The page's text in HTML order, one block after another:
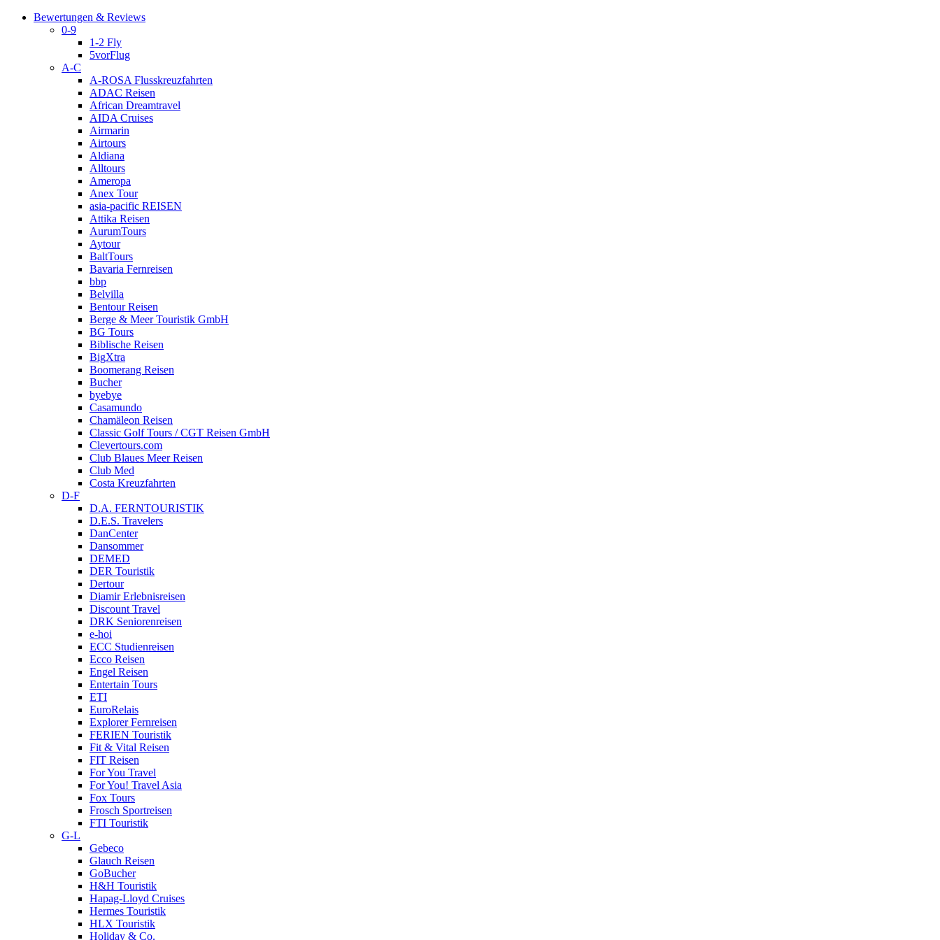
Bewertungen & Reviews
0-9
1-2 Fly
5vorFlug
A-C
A-ROSA Flusskreuzfahrten
ADAC Reisen
African Dreamtravel
AIDA Cruises
Airmarin
Airtours
Aldiana
Alltours
Ameropa
Anex Tour
asia-pacific REISEN
Attika Reisen
AurumTours
Aytour
BaltTours
Bavaria Fernreisen
bbp
Belvilla
Bentour Reisen
Berge & Meer Touristik GmbH
BG Tours
Biblische Reisen
BigXtra
Boomerang Reisen
Bucher
byebye
Casamundo
Chamäleon Reisen
Classic Golf Tours / CGT Reisen GmbH
Clevertours.com
Club Blaues Meer Reisen
Club Med
Costa Kreuzfahrten
D-F
D.A. FERNTOURISTIK
D.E.S. Travelers
DanCenter
Dansommer
DEMED
DER Touristik
Dertour
Diamir Erlebnisreisen
Discount Travel
DRK Seniorenreisen
e-hoi
ECC Studienreisen
Ecco Reisen
Engel Reisen
Entertain Tours
ETI
EuroRelais
Explorer Fernreisen
FERIEN Touristik
Fit & Vital Reisen
FIT Reisen
For You Travel
For You! Travel Asia
Fox Tours
Frosch Sportreisen
FTI Touristik
G-L
Gebeco
Glauch Reisen
GoBucher
H&H Touristik
Hapag-Lloyd Cruises
Hermes Touristik
HLX Touristik
Holiday & Co.